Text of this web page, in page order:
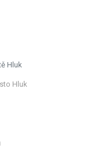
Hluk
Hluk